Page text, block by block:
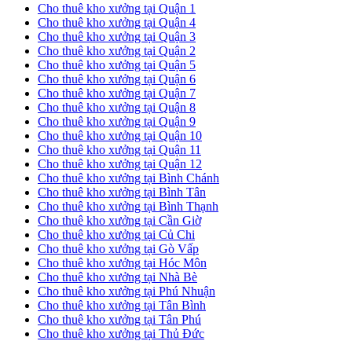
Cho thuê kho xưởng tại Quận 1
Cho thuê kho xưởng tại Quận 4
Cho thuê kho xưởng tại Quận 3
Cho thuê kho xưởng tại Quận 2
Cho thuê kho xưởng tại Quận 5
Cho thuê kho xưởng tại Quận 6
Cho thuê kho xưởng tại Quận 7
Cho thuê kho xưởng tại Quận 8
Cho thuê kho xưởng tại Quận 9
Cho thuê kho xưởng tại Quận 10
Cho thuê kho xưởng tại Quận 11
Cho thuê kho xưởng tại Quận 12
Cho thuê kho xưởng tại Bình Chánh
Cho thuê kho xưởng tại Bình Tân
Cho thuê kho xưởng tại Bình Thạnh
Cho thuê kho xưởng tại Cần Giờ
Cho thuê kho xưởng tại Củ Chi
Cho thuê kho xưởng tại Gò Vấp
Cho thuê kho xưởng tại Hóc Môn
Cho thuê kho xưởng tại Nhà Bè
Cho thuê kho xưởng tại Phú Nhuận
Cho thuê kho xưởng tại Tân Bình
Cho thuê kho xưởng tại Tân Phú
Cho thuê kho xưởng tại Thủ Đức